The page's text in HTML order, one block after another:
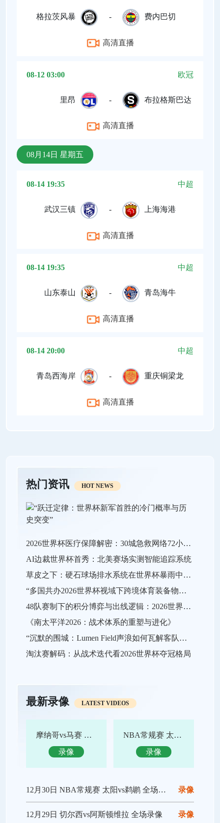
格拉茨风暴 - 费内巴切
高清直播
08-12 03:00 欧冠
里昂 - 布拉格斯巴达
高清直播
08月14日 星期五
08-14 19:35 中超
武汉三镇 - 上海海港
高清直播
08-14 19:35 中超
山东泰山 - 青岛海牛
高清直播
08-14 20:00 中超
青岛西海岸 - 重庆铜梁龙
高清直播
热门资讯 HOT NEWS
2026世界杯医疗保障解密：30城急救网络72小时全域激活
AI边裁世界杯首秀：北美赛场实测智能追踪系统
草皮之下：硬石球场排水系统在世界杯暴雨中的极限生存战
“多国共办2026世界杯视域下跨境体育装备物流效能的关键瓶颈与系统优化策略”
48队赛制下的积分博弈与出线逻辑：2026世界杯小组赛战略推演
《南太平洋2026：战术体系的重塑与进化》
“沉默的围城：Lumen Field声浪如何瓦解客队进攻，及2026世界杯的应对之策”
淘汰赛解码：从战术迭代看2026世界杯夺冠格局
最新录像 LATEST VIDEOS
摩纳哥vs马赛 全场录像回放
录像
NBA常规赛 太阳vs鹈鹕 全场集锦
录像
录像
12月30日 NBA常规赛 太阳vs鹈鹕 全场录像回放
录像
12月29日 切尔西vs阿斯顿维拉 全场录像